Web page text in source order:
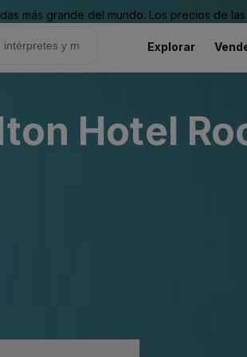
más grande del mundo. Los precios de
Explorar
Hotel